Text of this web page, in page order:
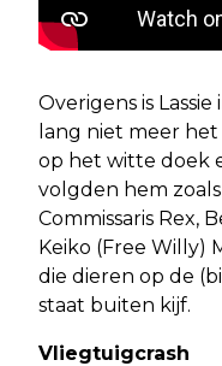
Overigens is
lang niet meer
op het witte doek
volgden hem
Commissaris Rex,
Keiko (Free Willy)
die dieren op de
staat buiten kijf.
Vliegtuigcrash